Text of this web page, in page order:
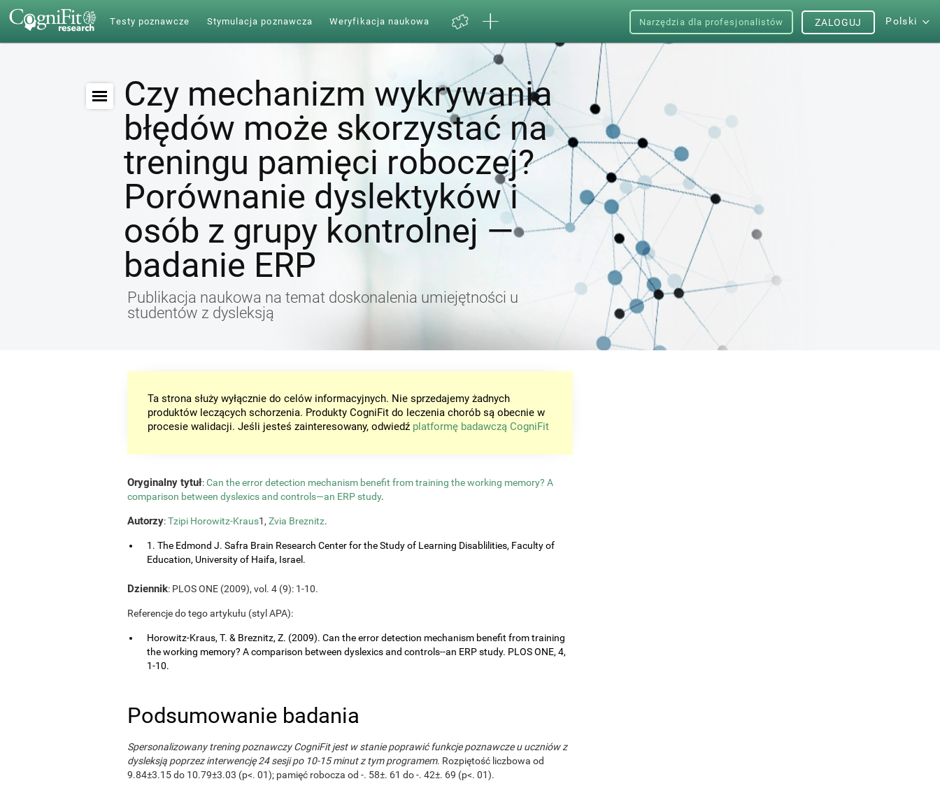
Testy poznawcze Stymulacja poznawcza Weryfikacja naukowa Narzędzia dla profesjonalistów Polski
ZALOGUJ
Czy mechanizm wykrywania
błędów może skorzystać na
treningu pamięci roboczej?
Porównanie dyslektyków i
osób z grupy kontrolnej —
badanie ERP
Publikacja naukowa na temat doskonalenia umiejętności u
studentów z dysleksją
Ta strona służy wyłącznie do celów informacyjnych. Nie sprzedajemy żadnych
produktów leczących schorzenia. Produkty CogniFit do leczenia chorób są obecnie w
procesie walidacji. Jeśli jesteś zainteresowany, odwiedź platformę badawczą CogniFit
Oryginalny tytuł:Can the error detection mechanism benefit from training the working memory? A
comparison between dyslexics and controls—an ERP study.
Autorzy:Tzipi Horowitz-Kraus1, Zvia Breznitz.
1. The Edmond J. Safra Brain Research Center for the Study of Learning Disablilities, Faculty of
Education, University of Haifa, Israel.
Dziennik: PLOS ONE (2009), vol. 4 (9): 1-10.
Referencje do tego artykułu (styl APA):
Horowitz-Kraus, T. & Breznitz, Z. (2009). Can the error detection mechanism benefit from training
the working memory? A comparison between dyslexics and controls--an ERP study. PLOS ONE, 4,
1-10.
Podsumowanie badania
Spersonalizowany trening poznawczy CogniFit jest w stanie poprawić funkcje poznawcze u uczniów z
dysleksją poprzez interwencję 24 sesji po 10-15 minut z tym programem. Rozpiętość liczbowa od
9.84±3.15 do 10.79±3.03 (p<. 01); pamięć robocza od -. 58±. 61 do -. 42±. 69 (p<. 01).